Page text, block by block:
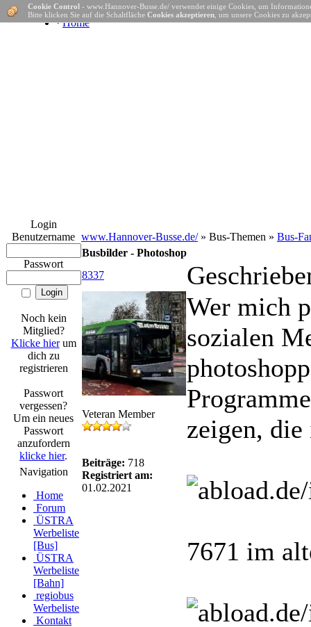
· Home
Login
Benutzername
Passwort
Noch kein
Mitglied?
Klicke hierum
dich zu
registrieren
Passwort
vergessen?
Um ein neues
Passwort
anzufordern
klicke hier.
Navigation
Home
Forum
ÜSTRA
Werbeliste
[Bus]
ÜSTRA
Werbeliste
[Bahn]
regiobus
Werbeliste
Kontakt
Cookie Control - www.Hannover-Busse.de/ verwendet einige Cookies, um
Bitte klicken Sie auf die Schaltfläche Cookies akzeptieren , um unsere Cookies zu
www.Hannover-Busse.de/» Bus-Themen » Bus-
Busbilder - Photoshop
8337
Veteran Member
Beiträge: 718
Registriert am:
01.02.2021
Wer mich
sozialen
zeigen,
7671 im